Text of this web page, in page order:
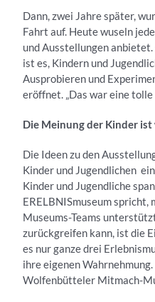
Dann, zwei Jahre später,
Fahrt auf. Heute wuseln
und Ausstellungen
ist es, Kindern und
Ausprobieren und
eröffnet. „Das war eine
Die Meinung der Kinder
Die Ideen zu den
Kinder und Jugendlichen
Kinder und Jugendliche
ERELBNISmuseum
Museums-Teams
zurückgreifen kann, ist die
es nur ganze drei
ihre eigenen
Wolfenbütteler Mitmach-